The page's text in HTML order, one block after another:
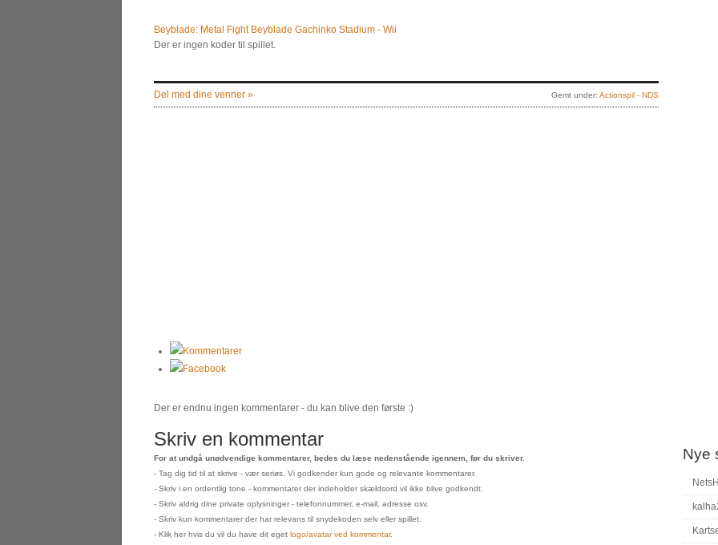
Beyblade: Metal Fight Beyblade Gachinko Stadium - Wii
Der er ingen koder til spillet.
Del med dine venner » Gemt under: Actionspil - NDS
Kommentarer
Facebook
Der er endnu ingen kommentarer - du kan blive den første :)
Skriv en kommentar
For at undgå unødvendige kommentarer, bedes du læse nedenstående igennem, før du skriver.
- Tag dig tid til at skrive - vær seriøs. Vi godkender kun gode og relevante kommentarer.
- Skriv i en ordentlig tone - kommentarer der indeholder skældsord vil ikke blive godkendt.
- Skriv aldrig dine private oplysninger - telefonnummer, e-mail, adresse osv.
- Skriv kun kommentarer der har relevans til snydekoden selv eller spillet.
- Klik her hvis du vil du have dit eget logo/avatar ved kommentar.
Nye